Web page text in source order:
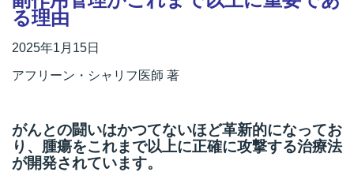
る理由
2025年1月15日
アフリーン・シャリフ医師 著
がんとの闘いはかつてないほど革新的になってお
り、腫瘍をこれまで以上に正確に攻撃する治療法
が開発されています。